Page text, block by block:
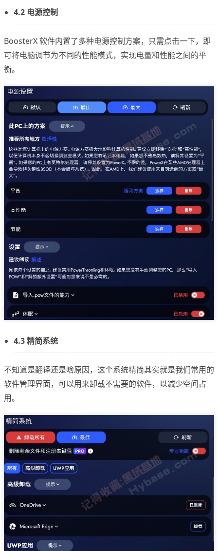
4.2 电源控制
BoosterX 软件内置了多种电源控制方案，只需点击一下，即
可将电脑调节为不同的性能模式，实现电量和性能之间的平
衡。
4.3 精简系统
不知道是翻译还是啥原因，这个系统精简其实就是我们常用的
软件管理界面，可以用来卸载不需要的软件，以减少空间占
用。